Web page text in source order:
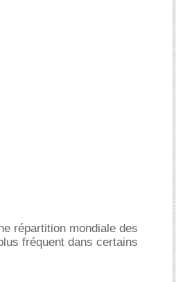
répartition mondiale des
fréquent dans certains